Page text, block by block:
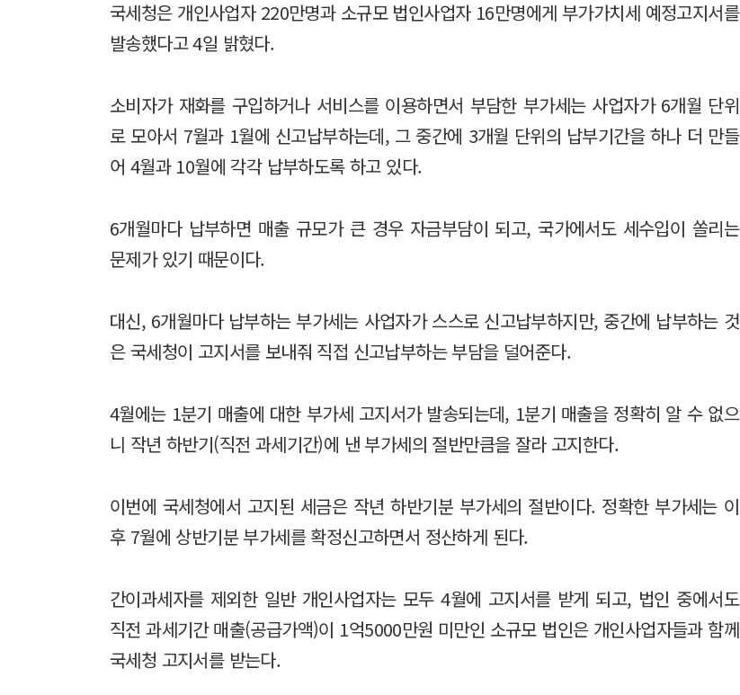
국세청은 개인사업자 220만명과 소규모 법인사업자 16만명에게 부가가치세 예정고지서를
발송했다고 4일 밝혔다.
소비자가 재화를 구입하거나 서비스를 이용하면서 부담한 부가세는 사업자가 6개월 단위
로 모아서 7월과 1월에 신고납부하는데, 그 중간에 3개월 단위의 납부기간을 하나 더 만들
어 4월과 10월에 각각 납부하도록 하고 있다.
6개월마다 납부하면 매출 규모가 큰 경우 자금부담이 되고, 국가에서도 세수입이 쏠리는
문제가 있기 때문이다.
대신, 6개월마다 납부하는 부가세는 사업자가 스스로 신고납부하지만, 중간에 납부하는 것
은 국세청이 고지서를 보내줘 직접 신고납부하는 부담을 덜어준다.
4월에는 1분기 매출에 대한 부가세 고지서가 발송되는데, 1분기 매출을 정확히 알 수 없으
니 작년 하반기(직전 과세기간)에 낸 부가세의 절반만큼을 잘라 고지한다.
이번에 국세청에서 고지된 세금은 작년 하반기분 부가세의 절반이다. 정확한 부가세는 이
후 7월에 상반기분 부가세를 확정신고하면서 정산하게 된다.
간이과세자를 제외한 일반 개인사업자는 모두 4월에 고지서를 받게 되고, 법인 중에서도
직전 과세기간 매출(공급가액)이 1억5000만원 미만인 소규모 법인은 개인사업자들과 함께
국세청 고지서를 받는다.